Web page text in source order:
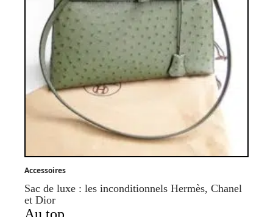
Accessoires
Sac de luxe : les inconditionnels Hermès, Chanel
et Dior